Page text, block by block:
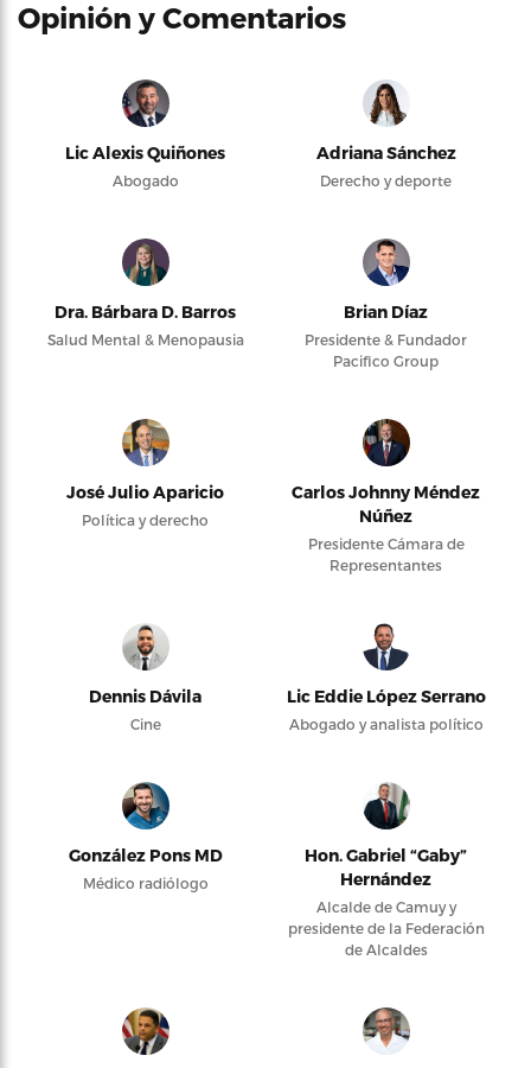
Opinión y Comentarios
Lic Alexis Quiñones
Abogado
Adriana Sánchez
Derecho y deporte
Dra. Bárbara D. Barros
Salud Mental & Menopausia
Brian Díaz
Presidente & Fundador
Pacifico Group
José Julio Aparicio
Política y derecho
Carlos Johnny Méndez
Núñez
Presidente Cámara de
Representantes
Dennis Dávila
Cine
Lic Eddie López Serrano
Abogado y analista político
González Pons MD
Médico radiólogo
Hon. Gabriel “Gaby”
Hernández
Alcalde de Camuy y
presidente de la Federación
de Alcaldes